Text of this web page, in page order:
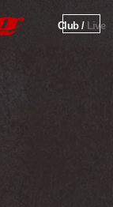
Club / Live